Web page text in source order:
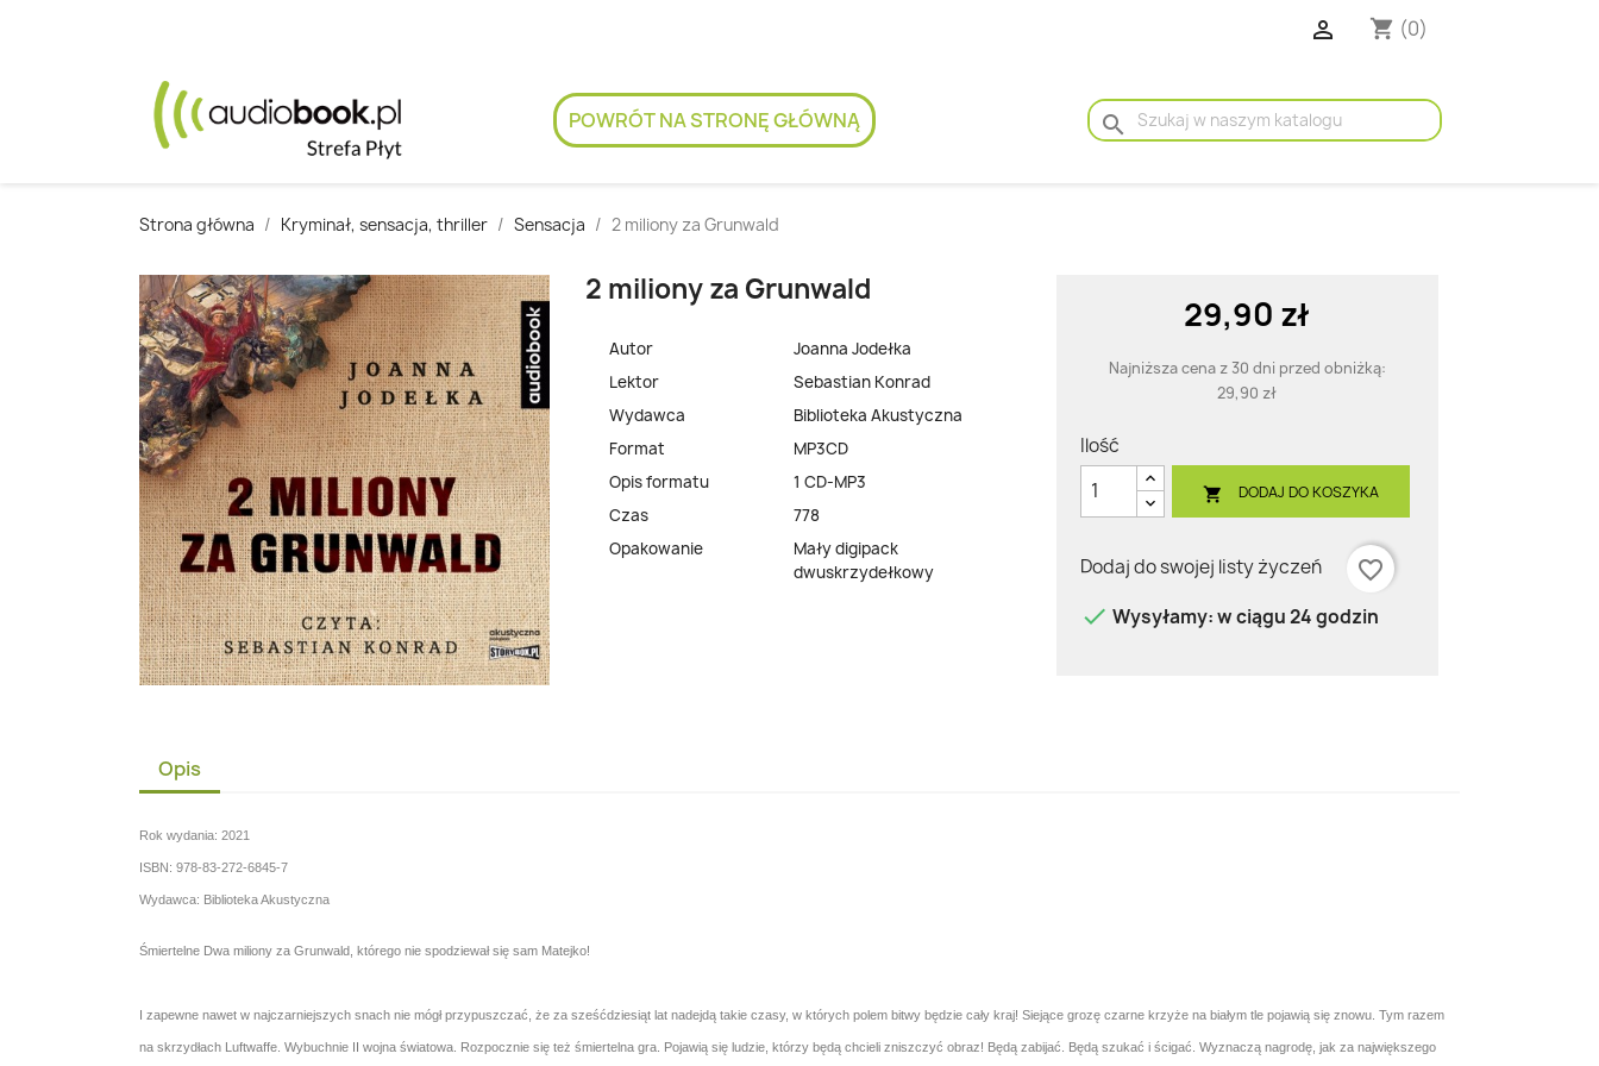
 shopping_cart (0)
POWRÓT NA STRONĘ GŁÓWNĄ search
Strona główna Kryminał, sensacja, thriller Sensacja 2 miliony za Grunwald
2 miliony za Grunwald
Autor
Joanna Jodełka
Lektor
Sebastian Konrad
Wydawca
Biblioteka Akustyczna
Format
MP3CD
Opis formatu
1 CD-MP3
Czas
778
Opakowanie
Mały digipack
dwuskrzydełkowy
29,90 zł
Najniższa cena z 30 dni przed obniżką:
29,90 zł
Ilość
 DODAJ DO KOSZYKA
Dodaj do swojej listy życzeń
favorite_border
 Wysyłamy: w ciągu 24 godzin
Opis
Rok wydania: 2021
ISBN: 978-83-272-6845-7
Wydawca: Biblioteka Akustyczna
Śmiertelne Dwa miliony za Grunwald, którego nie spodziewał się sam Matejko!
I zapewne nawet w najczarniejszych snach nie mógł przypuszczać, że za sześćdziesiąt lat nadejdą takie czasy, w których polem bitwy będzie cały kraj! Siejące grozę czarne krzyże na białym tle pojawią się znowu. Tym razem
na skrzydłach Luftwaffe. Wybuchnie II wojna światowa. Rozpocznie się też śmiertelna gra. Pojawią się ludzie, którzy będą chcieli zniszczyć obraz! Będą zabijać. Będą szukać i ścigać. Wyznaczą nagrodę, jak za największego